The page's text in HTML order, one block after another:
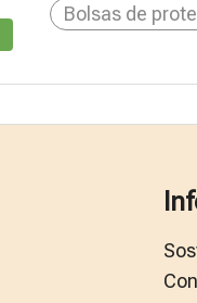
Bolsas de